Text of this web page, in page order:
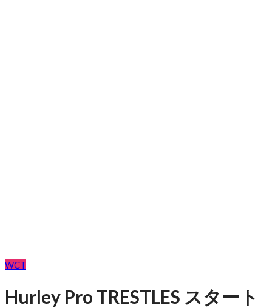
WCT
Hurley Pro TRESTLES スタート